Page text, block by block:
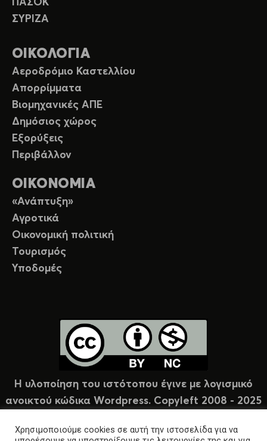
ΣΥΡΙΖΑ
ΟΙΚΟΛΟΓΙΑ
Αεροδρόμιο Καστελλίου
Απορρίμματα
Βιομηχανικές ΑΠΕ
Δημόσιος χώρος
Εξορύξεις
Περιβάλλον
ΟΙΚΟΝΟΜΙΑ
«Ανάπτυξη»
Αγροτικά
Οικονομική πολιτική
Τουρισμός
Υποδομές
Η υλοποίηση του ιστότοπου έγινε με λογισμικό
ανοικτού κώδικα Wordpress. Copyleft 2008 - 2025
Χρησιμοποιούμε cookies σε αυτή την ιστοσελίδα για να